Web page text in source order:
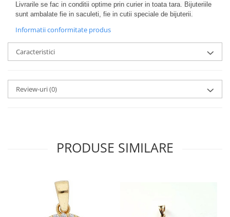
Livrarile se fac in conditii optime prin curier in toata tara. Bijuteriile
sunt ambalate fie in saculeti, fie in cutii speciale de bijuterii.
Informatii conformitate produs
Caracteristici
Review-uri(0)
PRODUSE SIMILARE